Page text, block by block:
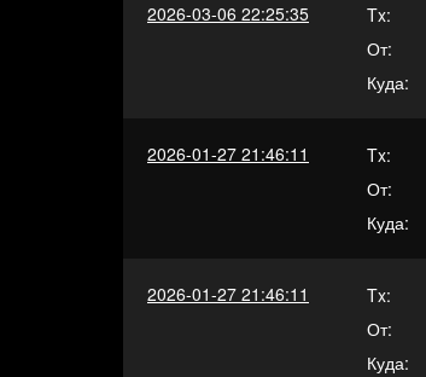
2026-03-06 22:25:35 Tx:
От:
Куда:
2026-01-27 21:46:11 Tx:
От:
Куда:
2026-01-27 21:46:11 Tx:
От:
Куда: